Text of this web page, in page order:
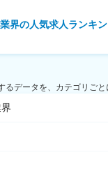
界の人気求人ランキ
データを、カテゴリごと